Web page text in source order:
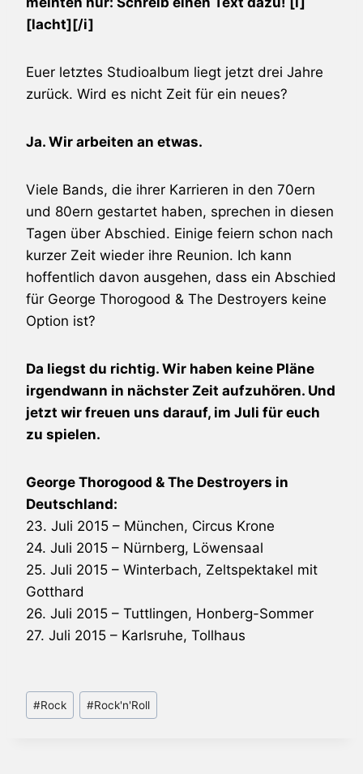
[lacht][/i]
Euer letztes Studioalbum liegt jetzt drei Jahre
zurück. Wird es nicht Zeit für ein neues?
Ja. Wir arbeiten an etwas.
Viele Bands, die ihrer Karrieren in den 70ern
und 80ern gestartet haben, sprechen in diesen
Tagen über Abschied. Einige feiern schon nach
kurzer Zeit wieder ihre Reunion. Ich kann
hoffentlich davon ausgehen, dass ein Abschied
für George Thorogood & The Destroyers keine
Option ist?
Da liegst du richtig. Wir haben keine Pläne
irgendwann in nächster Zeit aufzuhören. Und
jetzt wir freuen uns darauf, im Juli für euch
zu spielen.
George Thorogood & The Destroyers in
Deutschland:
23. Juli 2015 – München, Circus Krone
24. Juli 2015 – Nürnberg, Löwensaal
25. Juli 2015 – Winterbach, Zeltspektakel mit
Gotthard
26. Juli 2015 – Tuttlingen, Honberg-Sommer
27. Juli 2015 – Karlsruhe, Tollhaus
Schlagworte:
#Rock #Rock'n'Roll